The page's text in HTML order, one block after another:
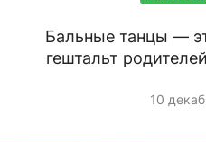
Бальные танцы —
гештальт
10